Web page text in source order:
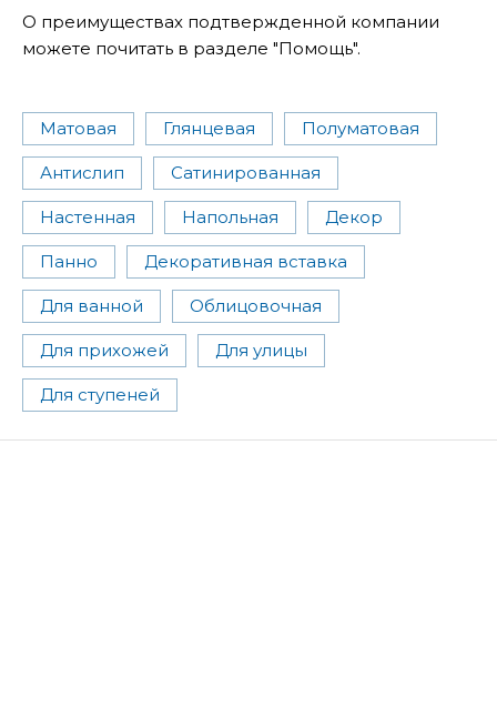
О преимуществах подтвержденной компании
можете почитать в разделе "Помощь".
Матовая Глянцевая Полуматовая
Антислип Сатинированная
Настенная Напольная Декор
Панно Декоративная вставка
Для ванной Облицовочная
Для прихожей Для улицы
Для ступеней